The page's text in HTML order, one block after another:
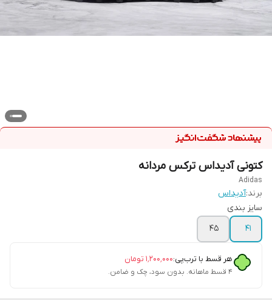
کتونی آدیداس ترکس مردانه
Adidas
برند:آدیداس
سایز بندی
41
45
هر قسط با ترب‌پی:۱٬۲۰۰٬۰۰۰ تومان
۴ قسط ماهانه. بدون سود، چک و ضامن.